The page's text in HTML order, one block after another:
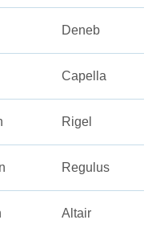
Deneb
Capella
Rigel
Regulus
Altair